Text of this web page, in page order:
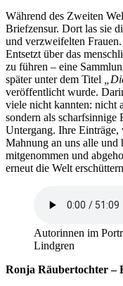
Während des Zweiten
Briefzensur. Dort las sie
und verzweifelten
Entsetzt über das
zu führen – eine
später unter dem Titel
veröffentlicht wurde.
viele nicht kannten: nicht
sondern als scharfsinnige
Untergang. Ihre Einträge,
Mahnung an uns alle und
mitgenommen und
erneut die Welt
Autorinnen im
Lindgren
Ronja Räubertochter –